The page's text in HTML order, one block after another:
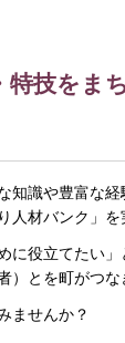
特技をま
知識や豊富な
材バンク」を
に役立てたい
とを町がつ
ませんか？